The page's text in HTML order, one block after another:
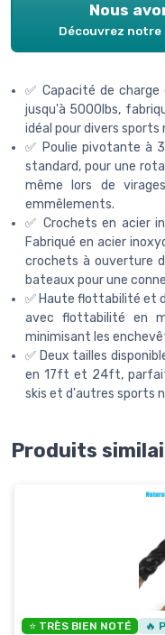
Nous
Découvrez
✅ Capacité de
jusqu'à 5000lbs,
idéal pour divers sports
✅ Poulie pivotante à
standard, pour une
même lors de
emmêlements.
✅ Crochets en acier
Fabriqué en acier
crochets à ouverture
bateaux pour une
✅ Haute flottabilité et
avec flottabilité en
minimisant les
✅ Deux tailles
en 17ft et 24ft,
skis et d'autres sports
Produits
⭐ TRÈS BIEN NOTÉ 🔥